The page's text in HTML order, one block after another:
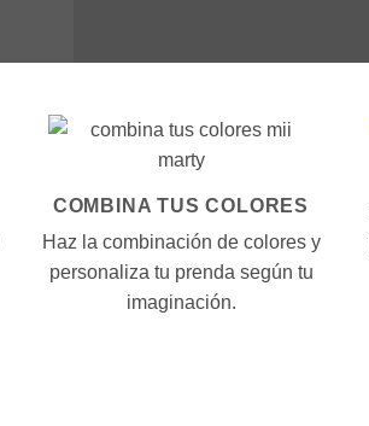
COMBINA TUS COLORES
Haz la combinación de colores y
personaliza tu prenda según tu
imaginación.